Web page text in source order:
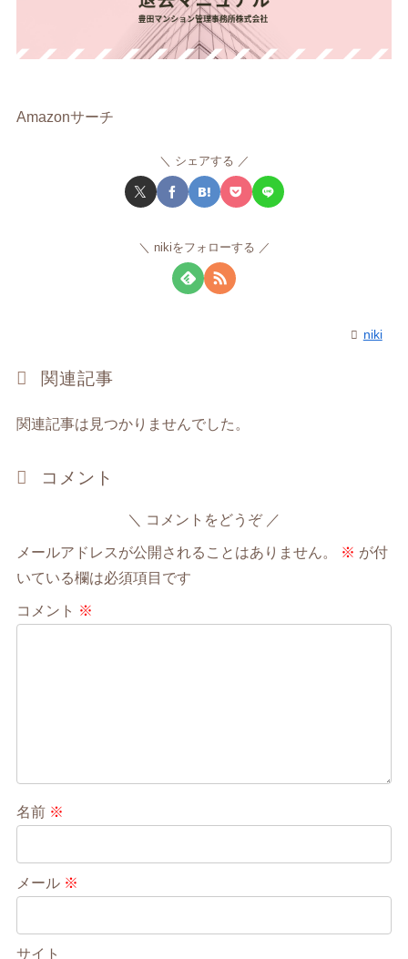
Amazonサーチ
シェアする
nikiをフォローする
niki
関連記事
関連記事は見つかりませんでした。
コメント
コメントをどうぞ
メールアドレスが公開されることはありません。 ※ が付
いている欄は必須項目です
コメント ※
名前 ※
メール ※
サイト